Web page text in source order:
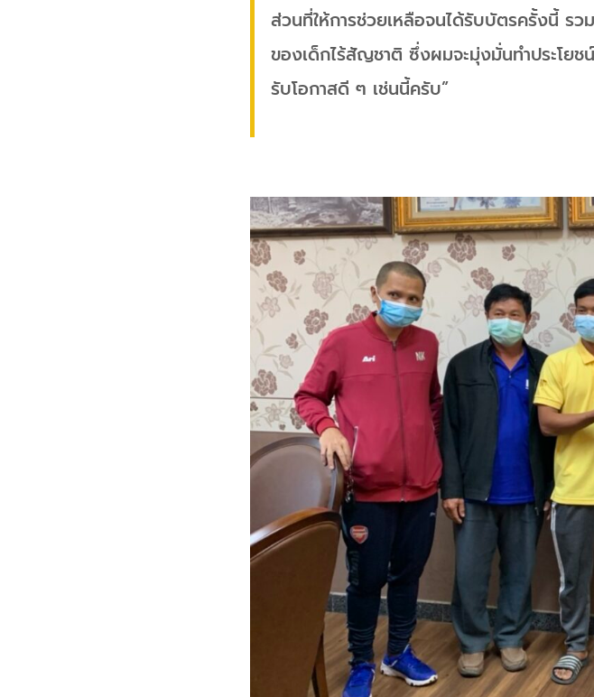
ส่วนที่ให้การช่วยเหลือจนได้รับบัตรครั้งนี้ ร
ของเด็กไร้สัญชาติ ซึ่งผมจะมุ่งมั่นทำประโย
รับโอกาสดี ๆ เช่นนี้ครับ”